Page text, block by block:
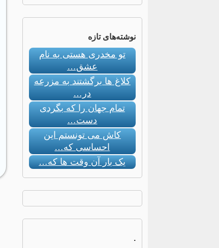
نوشته‌های تازه
تو مخدری هستی به نام
عشق…
کلاغ ها برگشتند به مزرعه
در…
تمام جهان را که بگردی
دست…
کاش می تونستم این
احساسی که…
یک بار آن وقت ها که…
.